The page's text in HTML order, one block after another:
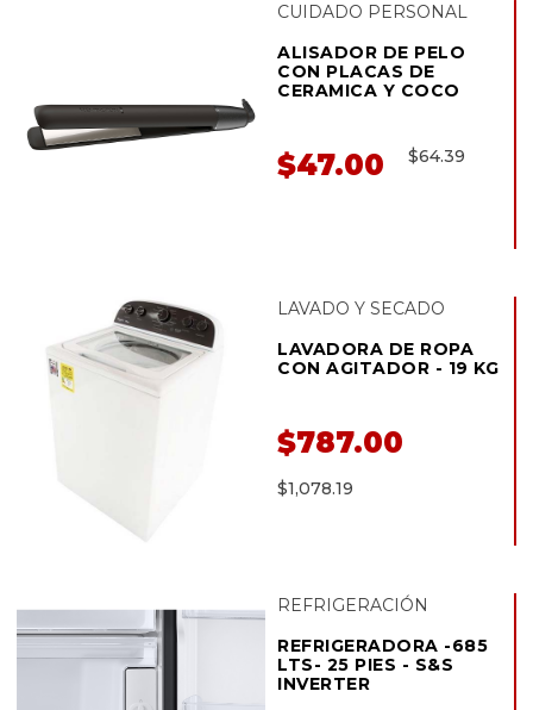
CUIDADO PERSONAL
ALISADOR DE PELO
CON PLACAS DE
CERAMICA Y COCO
$47.00 $64.39
LAVADO Y SECADO
LAVADORA DE ROPA
CON AGITADOR - 19 KG
$787.00
$1,078.19
REFRIGERACIÓN
REFRIGERADORA -685
LTS- 25 PIES - S&S
INVERTER